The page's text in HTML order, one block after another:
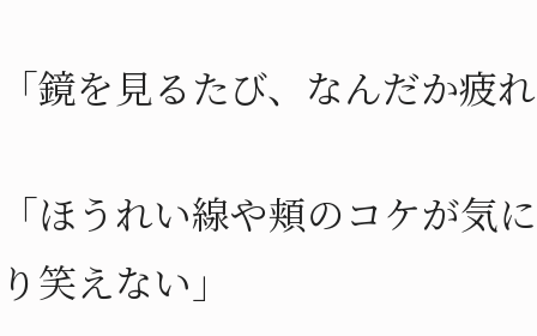
「鏡を見るたび、なんだか疲
「ほうれい線や頬のコケが気
り笑えない」